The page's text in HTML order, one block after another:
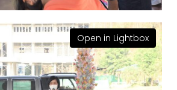
Open in Lightbox